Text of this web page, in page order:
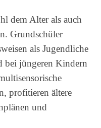
dem Alter als auch
Grundschüler
als Jugendliche
bei jüngeren Kindern
profitieren ältere
und